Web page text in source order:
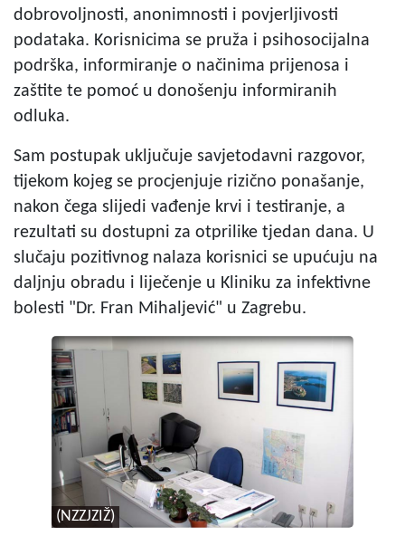
dobrovoljnosti, anonimnosti i povjerljivosti
podataka. Korisnicima se pruža i psihosocijalna
podrška, informiranje o načinima prijenosa i
zaštite te pomoć u donošenju informiranih
odluka.
Sam postupak uključuje savjetodavni razgovor,
tijekom kojeg se procjenjuje rizično ponašanje,
nakon čega slijedi vađenje krvi i testiranje, a
rezultati su dostupni za otprilike tjedan dana. U
slučaju pozitivnog nalaza korisnici se upućuju na
daljnju obradu i liječenje u Kliniku za infektivne
bolesti "Dr. Fran Mihaljević" u Zagrebu.
(NZZJZIŽ)